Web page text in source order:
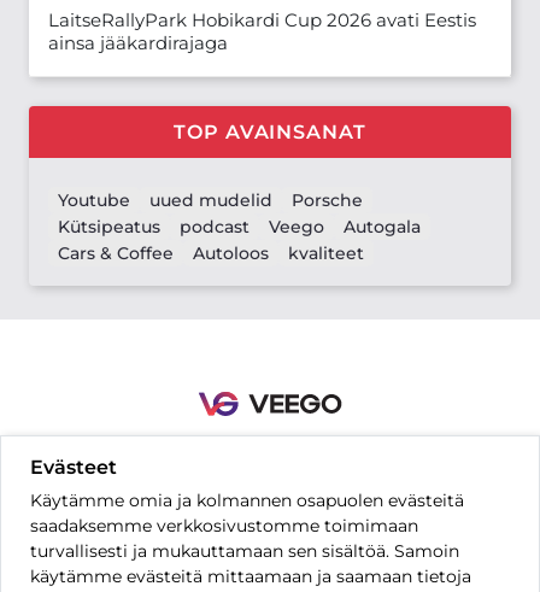
LaitseRallyPark Hobikardi Cup 2026 avati Eestis
ainsa jääkardirajaga
TOP AVAINSANAT
Youtube uued mudelid
Porsche
Kütsipeatus
podcast Veego
Autogala
Cars & Coffee
Autoloos kvaliteet
Evästeet
Käytämme omia ja kolmannen osapuolen evästeitä
saadaksemme verkkosivustomme toimimaan
turvallisesti ja mukauttamaan sen sisältöä. Samoin
käytämme evästeitä mittaamaan ja saamaan tietoja
Yhteystiedot
Hinnasto
FI